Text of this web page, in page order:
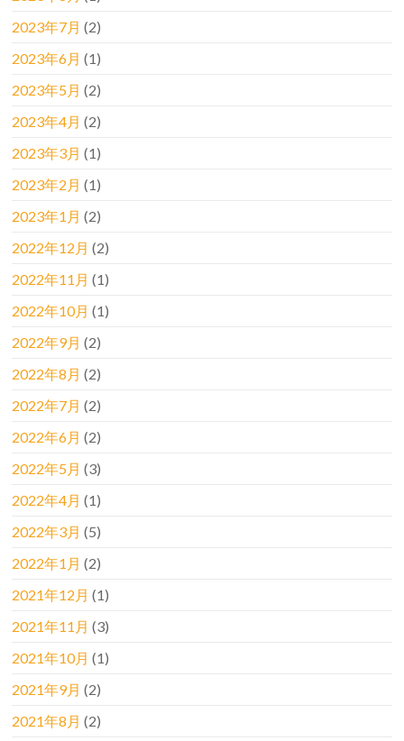
2023年7月 (2)
2023年6月 (1)
2023年5月 (2)
2023年4月 (2)
2023年3月 (1)
2023年2月 (1)
2023年1月 (2)
2022年12月 (2)
2022年11月 (1)
2022年10月 (1)
2022年9月 (2)
2022年8月 (2)
2022年7月 (2)
2022年6月 (2)
2022年5月 (3)
2022年4月 (1)
2022年3月 (5)
2022年1月 (2)
2021年12月 (1)
2021年11月 (3)
2021年10月 (1)
2021年9月 (2)
2021年8月 (2)